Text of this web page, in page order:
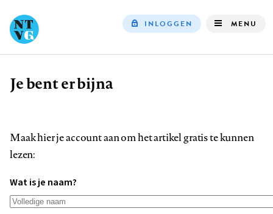
INLOGGEN MENU
Kruimelpad
Je bent er bijna
Maak hier je account aan om het artikel gratis te kunnen
lezen:
Wat is je naam?